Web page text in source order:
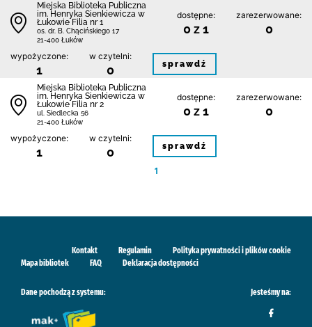
Miejska Biblioteka Publiczna
im. Henryka Sienkiewicza w
Łukowie Filia nr 1
os. dr. B. Chącińskiego 17
21-400 Łuków
dostępne:
0 z 1
zarezerwowane:
0
wypożyczone:
1
w czytelni:
0 sprawdź
Miejska Biblioteka Publiczna
im. Henryka Sienkiewicza w
Łukowie Filia nr 2
ul. Siedlecka 56
21-400 Łuków
dostępne:
0 z 1
zarezerwowane:
0
wypożyczone:
1
w czytelni:
0 sprawdź
1
Kontakt Regulamin
Polityka prywatności i plików cookie
Mapa bibliotek
FAQ Deklaracja dostępności
Dane pochodzą z systemu: Jesteśmy na: